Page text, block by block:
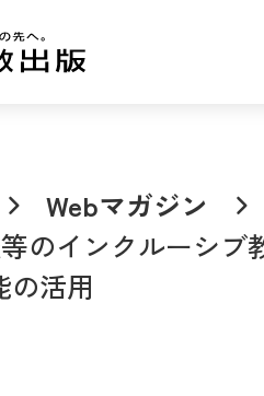
Webマガジン
のインクルーシブ
の活用